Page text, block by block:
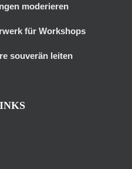
moderieren
für Workshops
souverän leiten